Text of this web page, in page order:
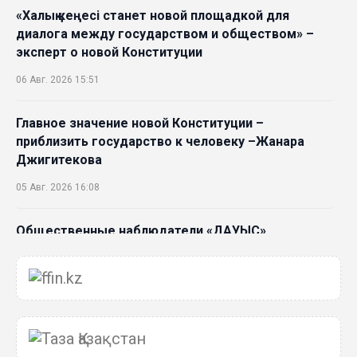
«Халық кеңесі станет новой площадкой для
диалога между государством и обществом» –
эксперт о новой Конституции
06 Авг. 2026 15:51
Главное значение новой Конституции –
приблизить государство к человеку –Жанара
Джигитекова
05 Авг. 2026 16:08
Общественные наблюдатели «ДАУЫС»
Курултай
05 Авг. 2026 12:27
Новая глава для Xiaomi EV: Xiaomi представила